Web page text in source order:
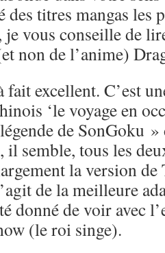
titres mangas les
je vous conseille de
non de l’anime)
fait excellent. C’est
‘le voyage en
de SonGoku »
il semble, tous les
la version de
de la meilleure
donné de voir avec
(le roi singe).